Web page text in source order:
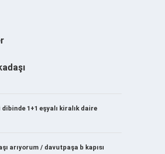
dibinde 1+1 eşyalı kiralık daire
arıyorum / davutpaşa b kapısı